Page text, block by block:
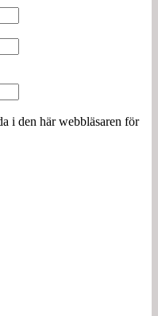
i den här webbläsaren för